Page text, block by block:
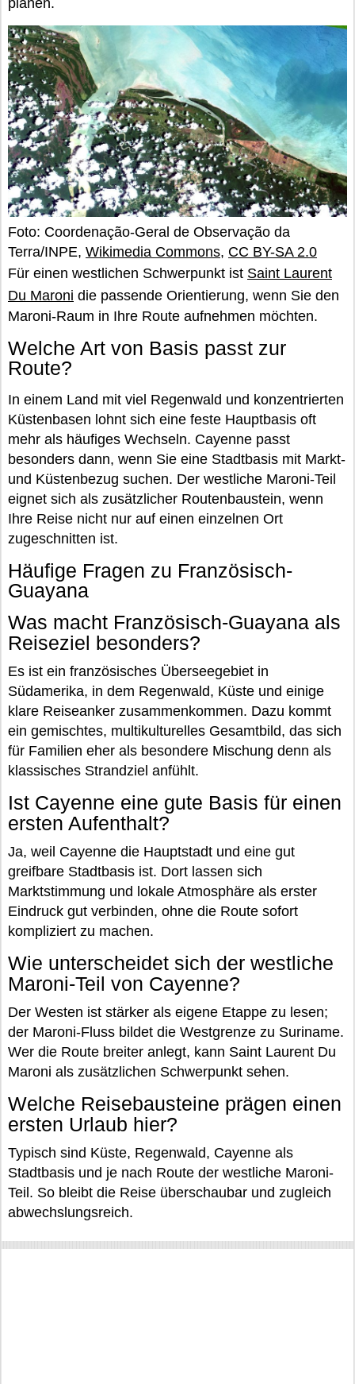
Foto: Coordenação-Geral de Observação da
Terra/INPE, Wikimedia Commons, CC BY-SA 2.0
Für einen westlichen Schwerpunkt ist Saint Laurent
Du Maroni die passende Orientierung, wenn Sie den
Maroni-Raum in Ihre Route aufnehmen möchten.
Welche Art von Basis passt zur
Route?
In einem Land mit viel Regenwald und konzentrierten
Küstenbasen lohnt sich eine feste Hauptbasis oft
mehr als häufiges Wechseln. Cayenne passt
besonders dann, wenn Sie eine Stadtbasis mit Markt-
und Küstenbezug suchen. Der westliche Maroni-Teil
eignet sich als zusätzlicher Routenbaustein, wenn
Ihre Reise nicht nur auf einen einzelnen Ort
zugeschnitten ist.
Häufige Fragen zu Französisch-
Guayana
Was macht Französisch-Guayana als
Reiseziel besonders?
Es ist ein französisches Überseegebiet in
Südamerika, in dem Regenwald, Küste und einige
klare Reiseanker zusammenkommen. Dazu kommt
ein gemischtes, multikulturelles Gesamtbild, das sich
für Familien eher als besondere Mischung denn als
klassisches Strandziel anfühlt.
Ist Cayenne eine gute Basis für einen
ersten Aufenthalt?
Ja, weil Cayenne die Hauptstadt und eine gut
greifbare Stadtbasis ist. Dort lassen sich
Marktstimmung und lokale Atmosphäre als erster
Eindruck gut verbinden, ohne die Route sofort
kompliziert zu machen.
Wie unterscheidet sich der westliche
Maroni-Teil von Cayenne?
Der Westen ist stärker als eigene Etappe zu lesen;
der Maroni-Fluss bildet die Westgrenze zu Suriname.
Wer die Route breiter anlegt, kann Saint Laurent Du
Maroni als zusätzlichen Schwerpunkt sehen.
Welche Reisebausteine prägen einen
ersten Urlaub hier?
Typisch sind Küste, Regenwald, Cayenne als
Stadtbasis und je nach Route der westliche Maroni-
Teil. So bleibt die Reise überschaubar und zugleich
abwechslungsreich.